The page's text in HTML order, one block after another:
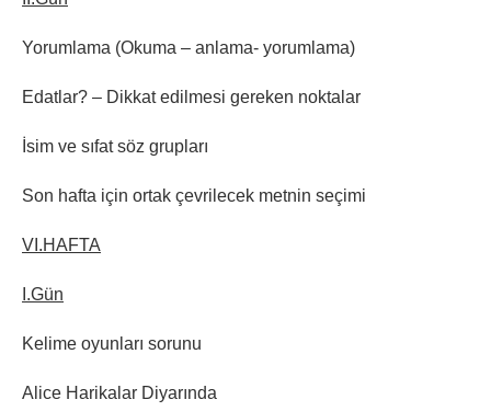
Yorumlama (Okuma – anlama- yorumlama)
Edatlar? – Dikkat edilmesi gereken noktalar
İsim ve sıfat söz grupları
Son hafta için ortak çevrilecek metnin seçimi
VI.HAFTA
I.Gün
Kelime oyunları sorunu
Alice Harikalar Diyarında